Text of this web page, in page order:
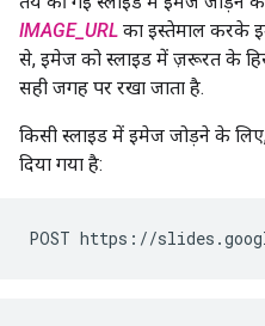
IMAGE_URL का इस्तेमाल करके
से, इमेज को स्लाइड में ज़रूरत के
सही जगह पर रखा जाता है.
किसी स्लाइड में इमेज जोड़ने के
दिया गया है:
POST https://